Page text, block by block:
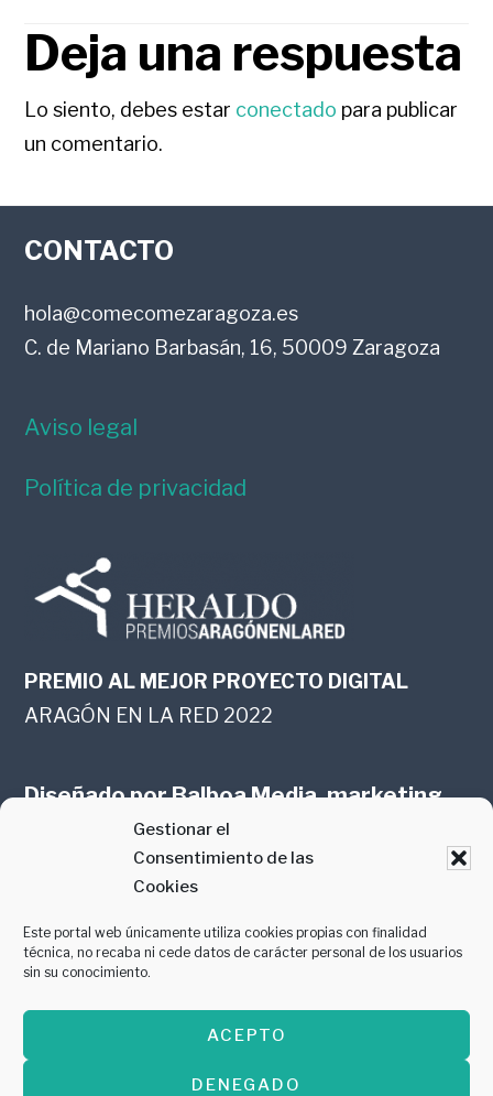
Gestionar el
Consentimiento de las
Cookies
Este portal web únicamente utiliza cookies propias con finalidad
técnica, no recaba ni cede datos de carácter personal de los usuarios
sin su conocimiento.
ACEPTO
DENEGADO
INTERACCIONES
CON
LOS
LECTORES
Deja una respuesta
Lo siento, debes estar conectado para publicar
un comentario.
FOOTER
CONTACTO
hola@comecomezaragoza.es
C. de Mariano Barbasán, 16, 50009 Zaragoza
Aviso legal
Política de privacidad
PREMIO AL MEJOR PROYECTO DIGITAL
ARAGÓN EN LA RED 2022
Diseñado porBalboa Media, marketing
online en Zaragoza
PREMIO AL MEJOR CONTENIDO
GASTROMANÍA 2018